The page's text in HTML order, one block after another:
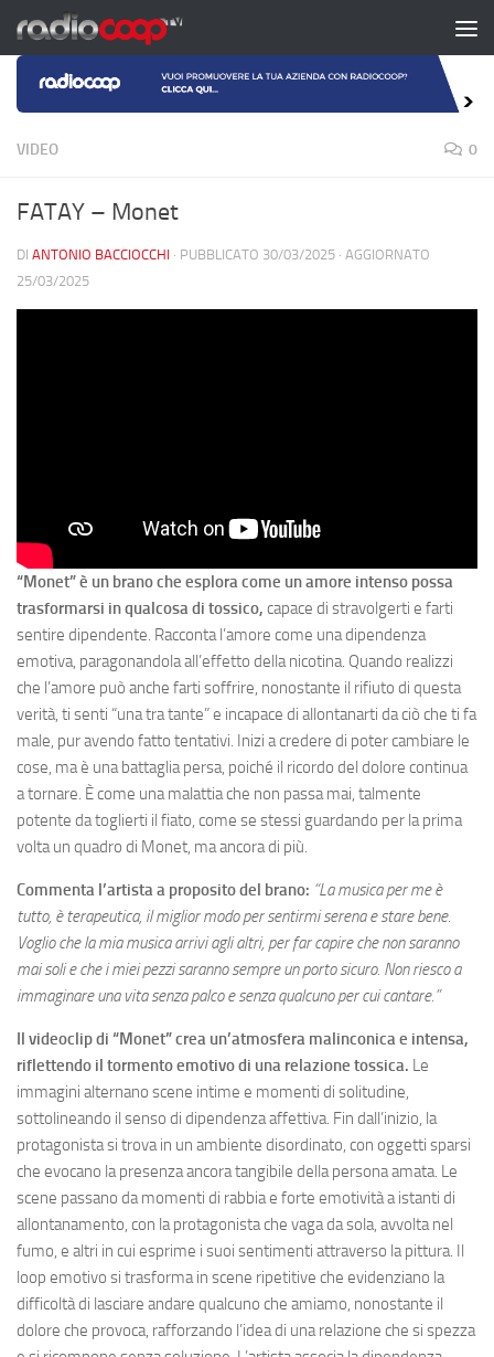
Salta al contenuto
VIDEO 0
FATAY – Monet
DI ANTONIO BACCIOCCHI · PUBBLICATO 30/03/2025 · AGGIORNATO
25/03/2025
“Monet” è un brano che esplora come un amore intenso possa
trasformarsi in qualcosa di tossico, capace di stravolgerti e farti
sentire dipendente. Racconta l’amore come una dipendenza
emotiva, paragonandola all’effetto della nicotina. Quando realizzi
che l’amore può anche farti soffrire, nonostante il rifiuto di questa
verità, ti senti “una tra tante” e incapace di allontanarti da ciò che ti fa
male, pur avendo fatto tentativi. Inizi a credere di poter cambiare le
cose, ma è una battaglia persa, poiché il ricordo del dolore continua
a tornare. È come una malattia che non passa mai, talmente
potente da toglierti il fiato, come se stessi guardando per la prima
volta un quadro di Monet, ma ancora di più.
Commenta l’artista a proposito del brano: “La musica per me è
tutto, è terapeutica, il miglior modo per sentirmi serena e stare bene.
Voglio che la mia musica arrivi agli altri, per far capire che non saranno
mai soli e che i miei pezzi saranno sempre un porto sicuro. Non riesco a
immaginare una vita senza palco e senza qualcuno per cui cantare.”
Il videoclip di “Monet” crea un’atmosfera malinconica e intensa,
riflettendo il tormento emotivo di una relazione tossica. Le
immagini alternano scene intime e momenti di solitudine,
sottolineando il senso di dipendenza affettiva. Fin dall’inizio, la
protagonista si trova in un ambiente disordinato, con oggetti sparsi
che evocano la presenza ancora tangibile della persona amata. Le
scene passano da momenti di rabbia e forte emotività a istanti di
allontanamento, con la protagonista che vaga da sola, avvolta nel
fumo, e altri in cui esprime i suoi sentimenti attraverso la pittura. Il
loop emotivo si trasforma in scene ripetitive che evidenziano la
difficoltà di lasciare andare qualcuno che amiamo, nonostante il
dolore che provoca, rafforzando l’idea di una relazione che si spezza